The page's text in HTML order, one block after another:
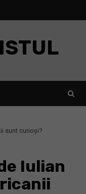
sunt curioși?
Iulian